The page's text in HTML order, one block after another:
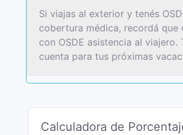
Si viajas al exterior y tenés
cobertura médica, recordá que
con OSDE asistencia al viajero.
cuenta para tus próximas
Calculadora de